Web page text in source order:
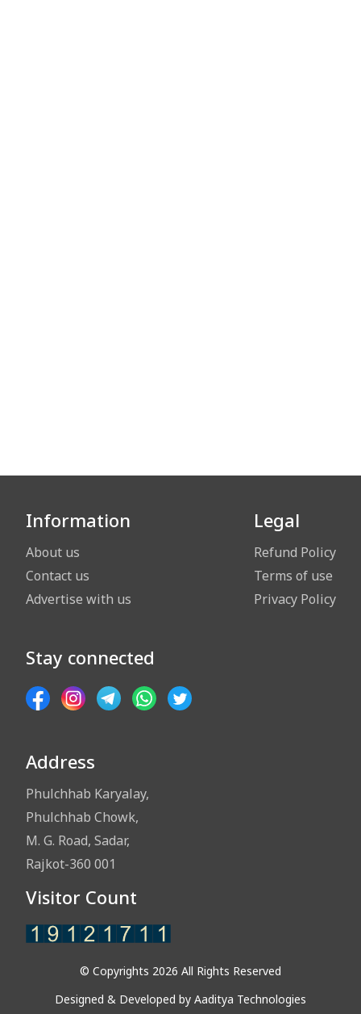
Information
About us
Contact us
Advertise with us
Legal
Refund Policy
Terms of use
Privacy Policy
Stay connected
Address
Phulchhab Karyalay,
Phulchhab Chowk,
M. G. Road, Sadar,
Rajkot-360 001
Visitor Count
© Copyrights 2026 All Rights Reserved
Designed & Developed by Aaditya Technologies